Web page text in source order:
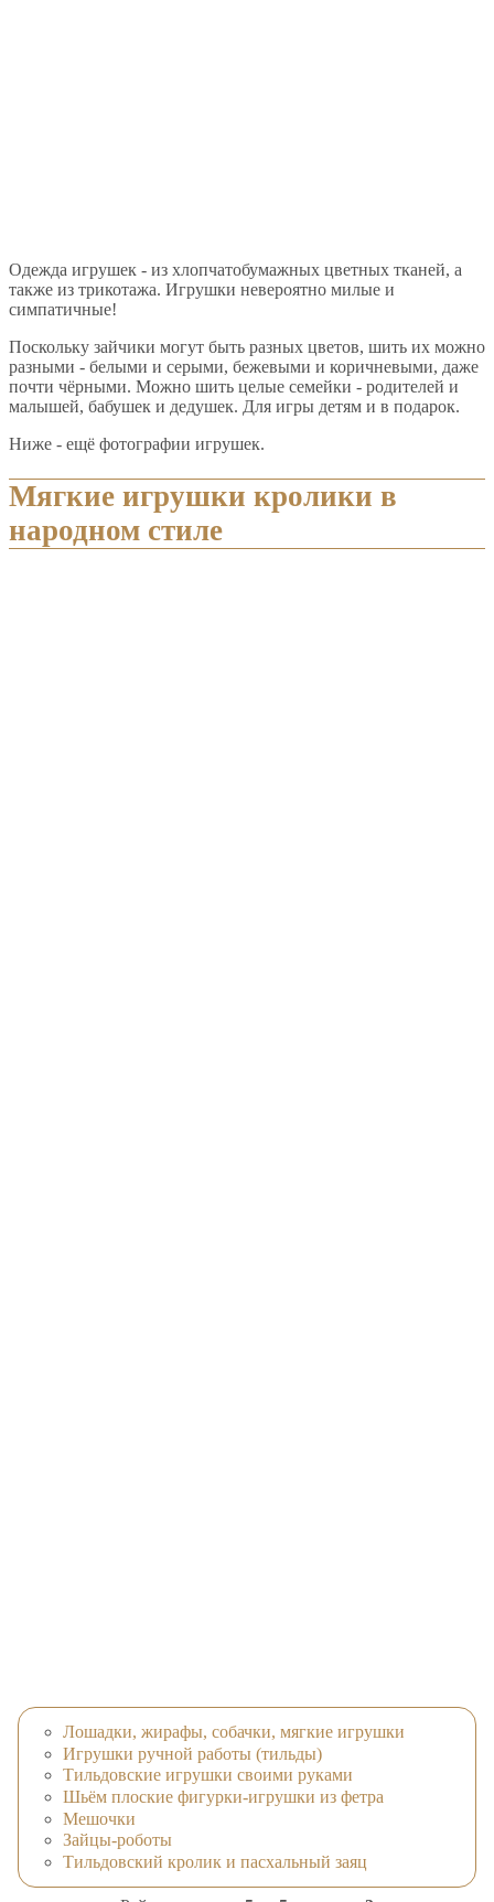
Одежда игрушек - из хлопчатобумажных цветных тканей, а
также из трикотажа. Игрушки невероятно милые и
симпатичные!
Поскольку зайчики могут быть разных цветов, шить их можно
разными - белыми и серыми, бежевыми и коричневыми, даже
почти чёрными. Можно шить целые семейки - родителей и
малышей, бабушек и дедушек. Для игры детям и в подарок.
Ниже - ещё фотографии игрушек.
Мягкие игрушки кролики в
народном стиле
Лошадки, жирафы, собачки, мягкие игрушки
Игрушки ручной работы (тильды)
Тильдовские игрушки своими руками
Шьём плоские фигурки-игрушки из фетра
Мешочки
Зайцы-роботы
Тильдовский кролик и пасхальный заяц